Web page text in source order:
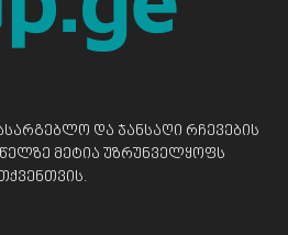
და ჯანსაღი რჩევების
წელზე მეტია უზრუნველყოფს